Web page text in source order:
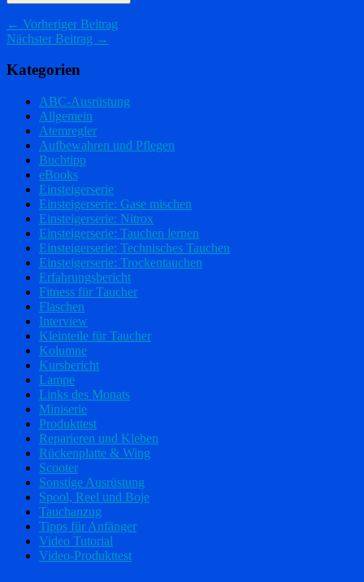
← Vorheriger Beitrag
Nächster Beitrag →
Kategorien
ABC-Ausrüstung
Allgemein
Atemregler
Aufbewahren und Pflegen
Buchtipp
eBooks
Einsteigerserie
Einsteigerserie: Gase mischen
Einsteigerserie: Nitrox
Einsteigerserie: Tauchen lernen
Einsteigerserie: Technisches Tauchen
Einsteigerserie: Trockentauchen
Erfahrungsbericht
Fitness für Taucher
Flaschen
Interview
Kleinteile für Taucher
Kolumne
Kursbericht
Lampe
Links des Monats
Miniserie
Produkttest
Reparieren und Kleben
Rückenplatte & Wing
Scooter
Sonstige Ausrüstung
Spool, Reel und Boje
Tauchanzug
Tipps für Anfänger
Video Tutorial
Video-Produkttest